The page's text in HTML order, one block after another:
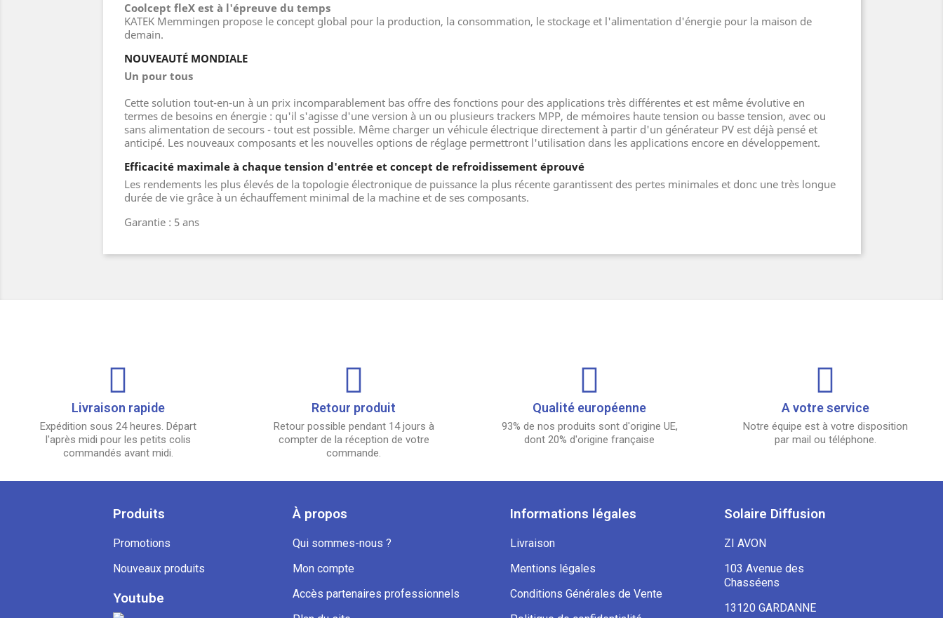
Coolcept fleX est à l'épreuve du temps
KATEK Memmingen propose le concept global pour la production, la consommation, le stockage et l'alimentation d'énergie pour la maison de
demain.
NOUVEAUTÉ MONDIALE
Un pour tous
Cette solution tout-en-un à un prix incomparablement bas offre des fonctions pour des applications très différentes et est même évolutive en
termes de besoins en énergie : qu'il s'agisse d'une version à un ou plusieurs trackers MPP, de mémoires haute tension ou basse tension, avec ou
sans alimentation de secours - tout est possible. Même charger un véhicule électrique directement à partir d'un générateur PV est déjà pensé et
anticipé. Les nouveaux composants et les nouvelles options de réglage permettront l'utilisation dans les applications encore en développement.
Efficacité maximale à chaque tension d'entrée et concept de refroidissement éprouvé
Les rendements les plus élevés de la topologie électronique de puissance la plus récente garantissent des pertes minimales et donc une très longue
durée de vie grâce à un échauffement minimal de la machine et de ses composants.
Garantie : 5 ans
Livraison rapide
Expédition sous 24 heures. Départ
l'après midi pour les petits colis
commandés avant midi.
Retour produit
Retour possible pendant 14 jours à
compter de la réception de votre
commande.
Qualité européenne
93% de nos produits sont d'origine UE,
dont 20% d'origine française
A votre service
Notre équipe est à votre disposition
par mail ou téléphone.
Produits
Promotions
Nouveaux produits
Youtube
À propos
Qui sommes-nous ?
Mon compte
Accès partenaires professionnels
Informations légales
Livraison
Mentions légales
Conditions Générales de Vente
Solaire Diffusion
ZI AVON
103 Avenue des
Chasséens
13120 GARDANNE